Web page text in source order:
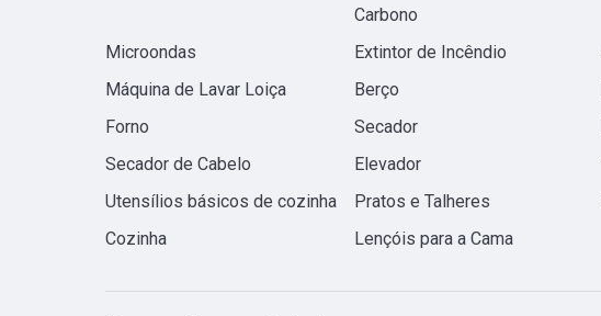
Carbono
Microondas Extintor de Incêndio
Máquina de Lavar Loiça
Berço
Forno
Secador
Secador de Cabelo
Elevador
Utensílios básicos de cozinha
Pratos e Talheres
Cozinha
Lençóis para a Cama